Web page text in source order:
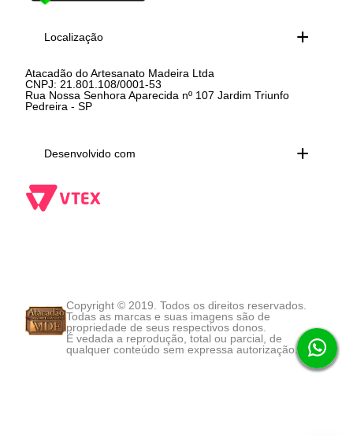
Localização
Atacadão do Artesanato Madeira Ltda
CNPJ: 21.801.108/0001-53
Rua Nossa Senhora Aparecida nº 107 Jardim Triunfo
Pedreira - SP
Desenvolvido com
Copyright © 2019. Todos os direitos reservados.
Todas as marcas e suas imagens são de
propriedade de seus respectivos donos.
É vedada a reprodução, total ou parcial, de
qualquer conteúdo sem expressa autorização.